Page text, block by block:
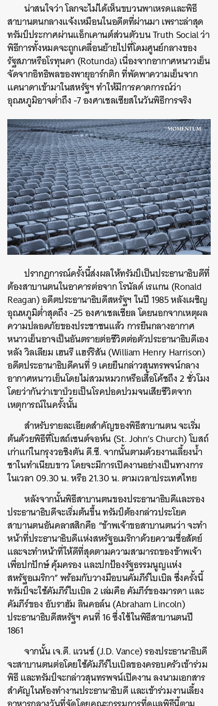
น่าสนใจว่า โลกจะไม่ได้เห็นขบวนพาเหรดและพิธี
สาบานตนกลางแจ้งเหมือนในอดีตที่ผ่านมา เพราะล่าสุด
ทรัมป์ประกาศผ่านแอ็กเคานต์ส่วนตัวบน Truth Social ว่า
พิธีการทั้งหมดจะถูกเคลื่อนย้ายไปที่โดมศูนย์กลางของ
รัฐสภาหรือโรทุนดา (Rotunda) เนื่องจากอากาศหนาวเย็น
จัดจากอิทธิพลของพายุอาร์กติก ที่พัดพาความเย็นจาก
แคนาดาเข้ามาในสหรัฐฯ ทำให้มีการคาดการณ์ว่า
อุณหภูมิอาจต่ำถึง -7 องศาเชลเซียสในวันพิธีการจริง
ปรากฏการณ์ครั้งนี้ส่งผลให้ทรัมป์เป็นประธานาธิบดีที่
ต้องสาบานตนในอาคารต่อจาก โรนัลด์ เรแกน (Ronald
Reagan) อดีตประธานาธิบดีสหรัฐฯ ในปี 1985 หลังเผชิญ
อุณหภูมิต่ำสุดถึง -25 องศาเชลเซียล โดยนอกจากเหตุผล
ความปลอดภัยของประชาชนแล้ว การยืนกลางอากาศ
หนาวเย็นอาจเป็นอันตรายต่อชีวิตต่อตัวประธานาธิบดีเอง
หลัง วิลเลียม เฮนรี แฮร์ริสัน (William Henry Harrison)
อดีตประธานาธิบดีคนที่ 9 เคยยืนกล่าวสุนทรพจน์กลาง
อากาศหนาวเย็นโดยไม่สวมหมวกหรือเสื้อโค้ชถึง 2 ชั่วโมง
โดยว่ากันว่าเขาป่วยเป็นโรคปอดปวมจนเสียชีวิตจาก
เหตุการณ์ในครั้งนั้น
สำหรับรายละเอียดสำคัญของพิธีสาบานตน จะเริ่ม
ต้นด้วยพิธีที่โบสถ์เซนต์จอห์น (St. John’s Church) โบสถ์
เก่าแก่ในกรุงวอชิงตัน ดี.ซี. จากนั้นตามด้วยงานเลี้ยงน้ำ
ชาในทำเนียบขาว โดยจะมีการเปิดงานอย่างเป็นทางการ
ในเวลา 09.30 น. หรือ 21.30 น. ตามเวลาประเทศไทย
หลังจากนั้นพิธีสาบานตนของประธานาธิบดีและรอง
ประธานาธิบดีจะเริ่มต้นขึ้น ทรัมป์ต้องกล่าวประโยค
สาบานตนอันคลาสสิกคือ “ข้าพเจ้าขอสาบานตนว่า จะทำ
หน้าที่ประธานาธิบดีแห่งสหรัฐอเมริกาด้วยความซื่อสัตย์
และจะทำหน้าที่ให้ดีที่สุดตามความสามารถของข้าพเจ้า
เพื่อปกปักษ์ คุ้มครอง และปกป้องรัฐธรรมนูญแห่ง
สหรัฐอเมริกา” พร้อมกับวางมือบนคัมภีร์ไบเบิล ซึ่งครั้งนี้
ทรัมป์จะใช้คัมภีร์ไบเบิล 2 เล่มคือ คัมภีร์ของมารดา และ
คัมภีร์ของ อับราฮัม ลินคอล์น (Abraham Lincoln)
ประธานาธิบดีสหรัฐฯ คนที่ 16 ซึ่งใช้ในพิธีสาบานตนปี
1861
จากนั้น เจ.ดี. แวนซ์​ (J.D. Vance) รองประธานาธิบดี
จะสาบานตนต่อโดยใช้คัมภีร์ไบเบิลของครอบครัวเข้าร่วม
พิธี และทรัมป์จะกล่าวสุนทรพจน์เปิดงาน ลงนามเอกสาร
สำคัญในห้องทำงานประธานาธิบดี และเข้าร่วมงานเลี้ยง